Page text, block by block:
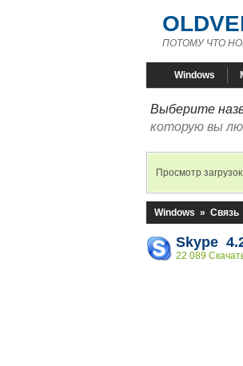
ПОТОМУ ЧТО
Windows
Выберите
которую вы
Просмотр
Windows » Связь
Skype
22 089